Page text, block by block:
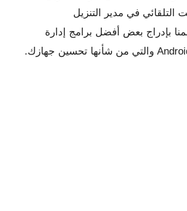
التلقائي في مدير التنزيل
بإدراج بعض أفضل برامج إدارة